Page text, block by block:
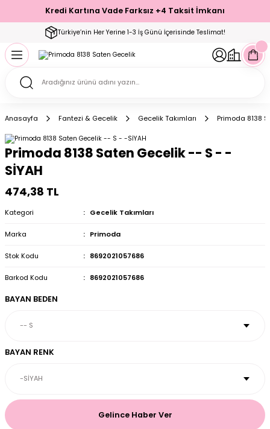
Kredi Kartına Vade Farksız +4 Taksit İmkanı
Türkiye’nin Her Yerine 1-3 İş Günü İçerisinde Teslimat!
Geri Dön
Geri Dön
Geri Dön
Geri Dön
Setler
Geri Dön
Geri Dön
Geri Dön
Çorap
Geri Dön
Geri Dön
Anasayfa Fantezi & Gecelik Gecelik Takımları Primoda 8138
Primoda 8138 Saten Gecelik -- S - -
SİYAH
474,38 TL
Kategori Gecelik Takımları
Marka Primoda
Stok Kodu 8692021057686
Barkod Kodu 8692021057686
BAYAN BEDEN
BAYAN RENK
Gelince Haber Ver